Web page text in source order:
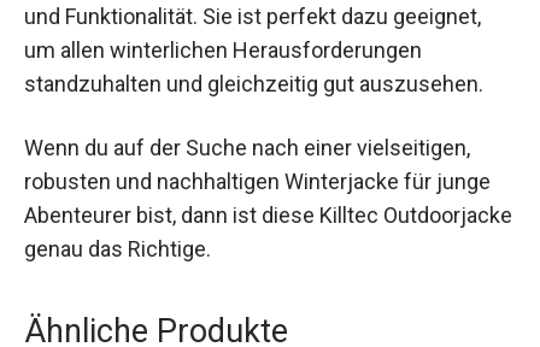
eine durchdachte Kombination aus Stil, Komfort
und Funktionalität. Sie ist perfekt dazu geeignet,
um allen winterlichen Herausforderungen
Wenn du auf der Suche nach einer vielseitigen,
robusten und nachhaltigen Winterjacke für junge
Abenteurer bist, dann ist diese Killtec